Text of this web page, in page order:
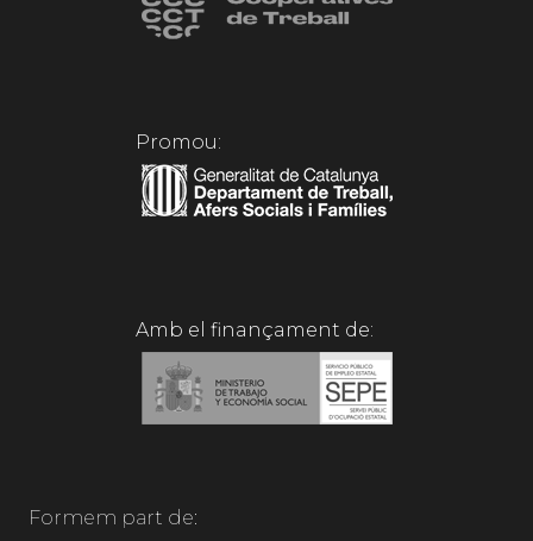
Promou:
Amb el finançament de:
Formem part de: